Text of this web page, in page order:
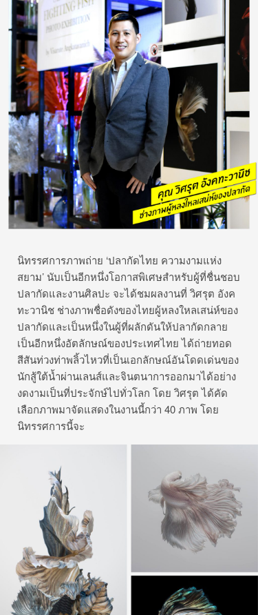
นิทรรศการภาพถ่าย ‘ปลากัดไทย ความงามแห่ง
สยาม’ นับเป็นอีกหนึ่งโอกาสพิเศษสำหรับผู้ที่ชื่นชอบ
ปลากัดและงานศิลปะ จะได้ชมผลงานที่ วิศรุต อังค
ทะวานิช ช่างภาพชื่อดังของไทยผู้หลงใหลเสน่ห์ของ
ปลากัดและเป็นหนึ่งในผู้ที่ผลักดันให้ปลากัดกลาย
เป็นอีกหนึ่งอัตลักษณ์ของประเทศไทย ได้ถ่ายทอด
สีสันท่วงท่าพลิ้วไหวที่เป็นเอกลักษณ์อันโดดเด่นของ
นักสู้ใต้น้ำผ่านเลนส์และจินตนาการออกมาได้อย่าง
งดงามเป็นที่ประจักษ์ไปทั่วโลก โดย วิศรุต ได้คัด
เลือกภาพมาจัดแสดงในงานนี้กว่า 40 ภาพ โดย
นิทรรศการนี้จะ